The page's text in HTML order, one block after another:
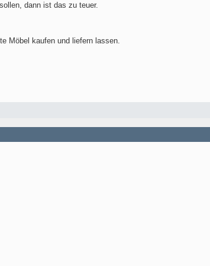
dann ist das zu teuer.
Möbel kaufen und liefern lassen.